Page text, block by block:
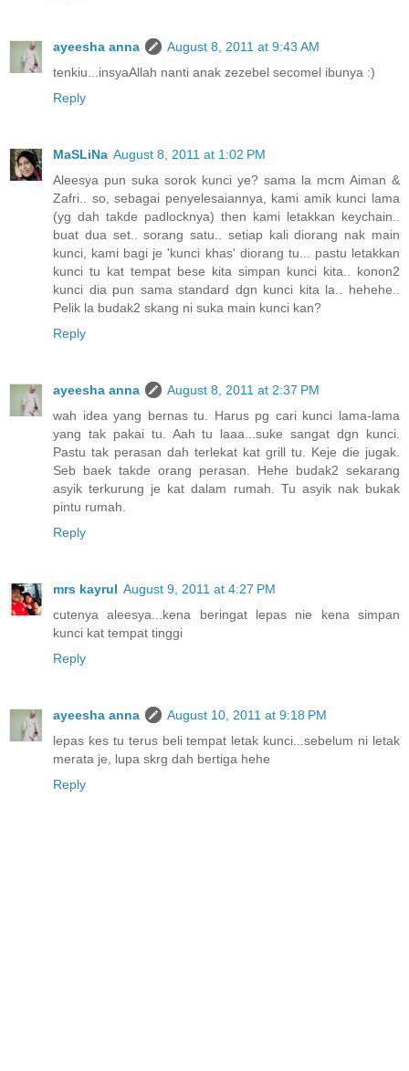
ayeesha anna
August 8, 2011 at 9:43 AM
tenkiu...insyaAllah nanti anak zezebel secomel ibunya :)
Reply
MaSLiNa August 8, 2011 at 1:02 PM
Aleesya pun suka sorok kunci ye? sama la mcm Aiman &
Zafri.. so, sebagai penyelesaiannya, kami amik kunci lama
(yg dah takde padlocknya) then kami letakkan keychain..
buat dua set.. sorang satu.. setiap kali diorang nak main
kunci, kami bagi je 'kunci khas' diorang tu... pastu letakkan
kunci tu kat tempat bese kita simpan kunci kita.. konon2
kunci dia pun sama standard dgn kunci kita la.. hehehe..
Pelik la budak2 skang ni suka main kunci kan?
Reply
ayeesha anna
August 8, 2011 at 2:37 PM
wah idea yang bernas tu. Harus pg cari kunci lama-lama
yang tak pakai tu. Aah tu laaa...suke sangat dgn kunci.
Pastu tak perasan dah terlekat kat grill tu. Keje die jugak.
Seb baek takde orang perasan. Hehe budak2 sekarang
asyik terkurung je kat dalam rumah. Tu asyik nak bukak
pintu rumah.
Reply
mrs kayrul August 9, 2011 at 4:27 PM
cutenya aleesya...kena beringat lepas nie kena simpan
kunci kat tempat tinggi
Reply
ayeesha anna
August 10, 2011 at 9:18 PM
lepas kes tu terus beli tempat letak kunci...sebelum ni letak
merata je, lupa skrg dah bertiga hehe
Reply